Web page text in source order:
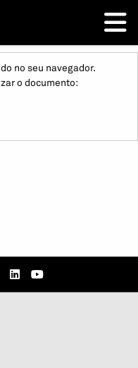
no seu navegador.
o documento: